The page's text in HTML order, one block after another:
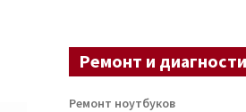
Ремонт и
Ремонт ноутбуков